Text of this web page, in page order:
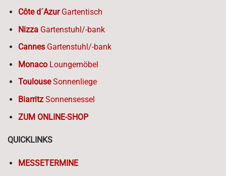
Côte d´AzurGartentisch
NizzaGartenstuhl/-bank
CannesGartenstuhl/-bank
MonacoLoungemöbel
ToulouseSonnenliege
BiarritzSonnensessel
ZUM ONLINE-SHOP
QUICKLINKS
MESSETERMINE